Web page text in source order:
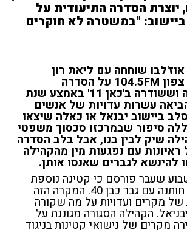
יוצרת הסדרה התיעודית על
"במשטרה לא חוקרים
שוחחה עם ליאת רון
בתוכניתה ברדיו צפון 104.5FM על הסדרה
התיעודית שיצרה וששודרה ב'כאן 11' באמצע שנת
הביאה עשרות עדויות של אנשים
ביישוב יבנאל או כאלה שיצאו
סיפור שבמרכזו סכסוך משפטי
שיק לבין בנו, אבל בלב הסדרה
עם נפגעות מין מהקהילה
להינשא לגברים שאנסו אותן.
שעבר פורסם כי קטינה נוספת
מהמושבה יבניאל חותנה עם גבר כבן 40. המקרה הזה
מקרים ועדויות על מה שקורה
הקהילה הסגורה מגוננת על
מקרים של נישואי קטינות בניגוד